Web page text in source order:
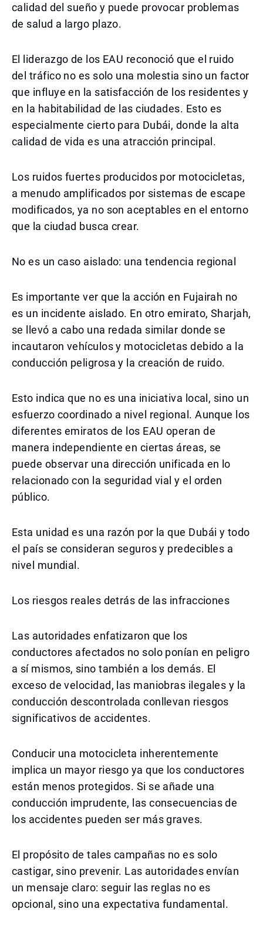
calidad del sueño y puede provocar problemas
de salud a largo plazo.
El liderazgo de los EAU reconoció que el ruido
del tráfico no es solo una molestia sino un factor
que influye en la satisfacción de los residentes y
en la habitabilidad de las ciudades. Esto es
especialmente cierto para Dubái, donde la alta
calidad de vida es una atracción principal.
Los ruidos fuertes producidos por motocicletas,
a menudo amplificados por sistemas de escape
modificados, ya no son aceptables en el entorno
que la ciudad busca crear.
No es un caso aislado: una tendencia regional
Es importante ver que la acción en Fujairah no
es un incidente aislado. En otro emirato, Sharjah,
se llevó a cabo una redada similar donde se
incautaron vehículos y motocicletas debido a la
conducción peligrosa y la creación de ruido.
Esto indica que no es una iniciativa local, sino un
esfuerzo coordinado a nivel regional. Aunque los
diferentes emiratos de los EAU operan de
manera independiente en ciertas áreas, se
puede observar una dirección unificada en lo
relacionado con la seguridad vial y el orden
público.
Esta unidad es una razón por la que Dubái y todo
el país se consideran seguros y predecibles a
nivel mundial.
Los riesgos reales detrás de las infracciones
Las autoridades enfatizaron que los
conductores afectados no solo ponían en peligro
a sí mismos, sino también a los demás. El
exceso de velocidad, las maniobras ilegales y la
conducción descontrolada conllevan riesgos
significativos de accidentes.
Conducir una motocicleta inherentemente
implica un mayor riesgo ya que los conductores
están menos protegidos. Si se añade una
conducción imprudente, las consecuencias de
los accidentes pueden ser más graves.
El propósito de tales campañas no es solo
castigar, sino prevenir. Las autoridades envían
un mensaje claro: seguir las reglas no es
opcional, sino una expectativa fundamental.